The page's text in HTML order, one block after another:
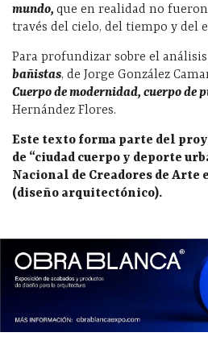
mundo, que en realidad no
través del cielo, del tiempo y del
Para profundizar sobre el
bañistas, de Jorge González
Cuerpo de modernidad, cuerpo de
Hernández Flores.
Este texto forma parte del
de “ciudad cuerpo y deporte
Nacional de Creadores de
(diseño arquitectónico).